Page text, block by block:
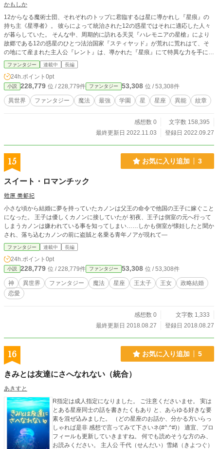
ラ十二人は全員主人公が大好きです。しかし恋愛要素は多分
無いと思われます。 ※最初の『十二星座編』は主人公を抜い
た主要キャラ目線で進みます。主人公目線は『一章』からで
す。 ※異世界転生者（異世界語から現代語に翻訳できる人）
はいません。なので物の名前は基本現代と同じです。 ※一応
主要キャラは十三人とも一人称が違います。分かりやすく書
たら一人称を見ていただけるとなんとなく分かるかと思いま
す。 ※一章よりあとは、話数に続いて名前が書いてある時は
そのキャラ目線、それ以外はマロン目線となります。 ※ノベ
プラ、カクヨム、なろうにも重複投稿しています。
かもしか
12からなる魔術士団、それぞれのトップに君臨するは星に導かれし『星痕』の
持ち主《星導者》。 彼らによって統治された12の惑星ではそれに適応した人々
が暮らしていた。 そんな中、周期的に訪れる天災『ハレモニアの星槍』により
故郷である12の惑星のひとつ法治国家『スティヤッド』が荒れに荒れはて、そ
の地にて産まれた主人公『レント』は、導かれた『星痕』にて特異な力を手にし
てしまった。 その力を嫌悪する人々がいる中、レントは幼い頃に助けてもらっ
た《星導者》に憧れ目指すようになる。 その力をもって星を巡り魔を蹴散ら
し、数多の惑星を見て感じてレントは何を思うのか。 そして、彼は憧れの《星
導者》にはなれるのか。 星に運命を決められし者の旅路を描いたサイエンス異
能ファンタジー。
ファンタジー 連載中 長編
24h.ポイント 0pt
小説 228,779 位 / 228,779件 ファンタジー 53,308 位 / 53,308件
異世界 ファンタジー 魔法 最強 学園 星 星座 異能 紋章
感想数 0
文字数 158,395
最終更新日 2022.11.03
登録日 2022.09.27
15 お気に入り追加 3
スイート・ロマンチック
﨡原 美都紀
小さな頃から結婚に夢を持っていたカノンは父王の命令で他国の王子に嫁ぐこと
になった。 王子は優しくカノンに接していたが 初夜、王子は側室の元へ行って
しまうカノンは嫌われている事を知ってしまい……しかも側室が懐妊したと聞か
され、落ち込むカノンの前に盗賊と名乗る青年ノアが現れて―
ファンタジー 連載中 長編
24h.ポイント 0pt
小説 228,779 位 / 228,779件 ファンタジー 53,308 位 / 53,308件
神 異世界 ファンタジー 魔法 星座 王太子 王女
政略結婚
恋愛
感想数 0
文字数 1,333
最終更新日 2018.08.27
登録日 2018.08.27
16 お気に入り追加 5
きみとは友達にさへなれない（統合）
あきすと
R指定は成人指定になりました。 ご注意くださいませ。 実は
とある星座同士の話を書きたくもあり と、あらゆる好きな要
素を混ぜ込みました。 （どの星座のお話か、分かる方いらっ
しゃれば是非 感想で言ってみて下さいネ(#^.^#)） 適宜、プロ
フィールも更新していきますね。 何でも読めそうな方のみ、
お読みください。 主人公 千代（せんだい）雪緒（きよつぐ）